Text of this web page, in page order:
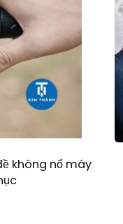
không nổ máy